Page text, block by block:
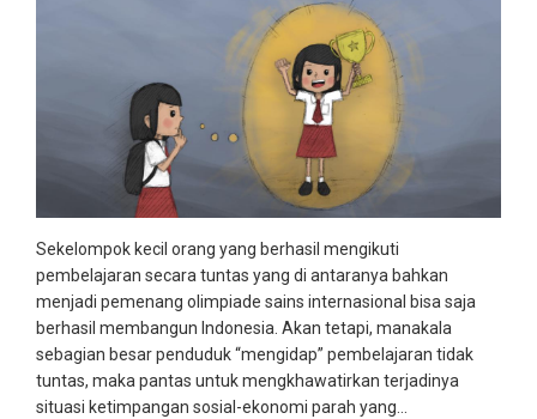
Sekelompok kecil orang yang berhasil mengikuti
pembelajaran secara tuntas yang di antaranya bahkan
menjadi pemenang olimpiade sains internasional bisa saja
berhasil membangun Indonesia. Akan tetapi, manakala
sebagian besar penduduk “mengidap” pembelajaran tidak
tuntas, maka pantas untuk mengkhawatirkan terjadinya
situasi ketimpangan sosial-ekonomi parah yang...